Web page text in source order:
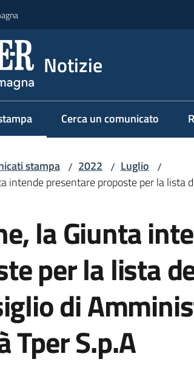
Notizie
Cerca un comunicato
stampa / 2022 / Luglio /
intende presentare proposte per la lista
la Giunta
per la lista
di
Tper S.p.A